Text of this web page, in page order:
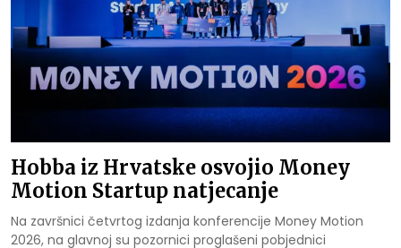
Hobba iz Hrvatske osvojio Money
Motion Startup natjecanje
Na završnici četvrtog izdanja konferencije Money Motion
2026, na glavnoj su pozornici proglašeni pobjednici